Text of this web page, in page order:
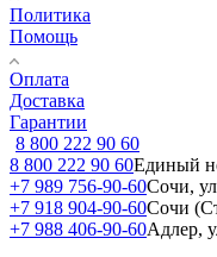
Политика
Помощь
Оплата
Доставка
Гарантии
8 800 222 90 60
8 800 222 90 60Единый
+7 989 756-90-60Сочи,
+7 918 904-90-60Сочи
+7 988 406-90-60Адлер,